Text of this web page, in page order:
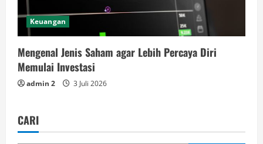
Keuangan
Mengenal Jenis Saham agar Lebih Percaya Diri
Memulai Investasi
admin 2 3 Juli 2026
CARI